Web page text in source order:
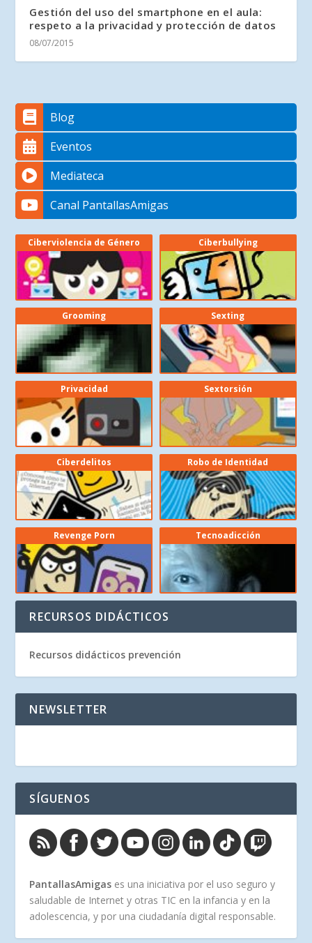
Gestión del uso del smartphone en el aula:
respeto a la privacidad y protección de datos
08/07/2015
Blog
Eventos
Mediateca
Canal PantallasAmigas
Ciberviolencia de Género Ciberbullying
Grooming Sexting
Privacidad Sextorsión
Ciberdelitos Robo de Identidad
Revenge Porn Tecnoadicción
RECURSOS DIDÁCTICOS
Recursos didácticos prevención
NEWSLETTER
SÍGUENOS
PantallasAmigas es una iniciativa por el uso seguro y
saludable de Internet y otras TIC en la infancia y en la
adolescencia, y por una ciudadanía digital responsable.